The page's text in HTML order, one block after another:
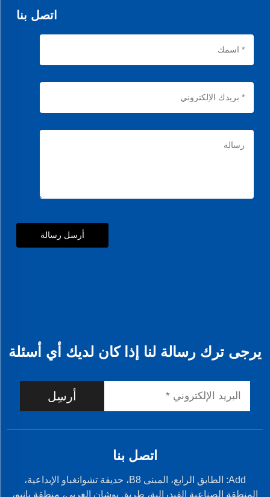
اتصل بنا
أرسل رسالة
يرجى ترك رسالة لنا إذا كان لديك أي أسئلة
أرسِل
اتصل بنا
Add: الطابق الرابع، المبنى B8، حديقة تشوانغباو الإبداعية،
المنطقة الصناعية الفيدرالية، طريق يوشان الغربي، منطقة بانيو،